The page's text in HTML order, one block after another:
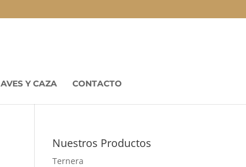
AVES Y CAZA CONTACTO
Nuestros Productos
Ternera